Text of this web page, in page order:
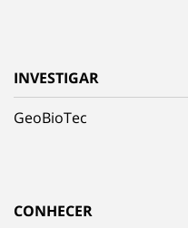
INVESTIGAR
GeoBioTec
CONHECER